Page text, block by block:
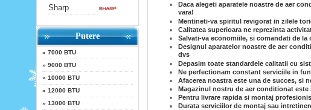
Sharp
Putere
» 7000 BTU
» 9000 BTU
» 10000 BTU
» 12000 BTU
» 13000 BTU
Daca alegeti aparatele noastre de aer
vara!
Mentineti-va spiritul revigorat in zilele
Calitatea superioara ne reprezinta
Salvati-va economiile, si comandati de
Designul aparatelor noastre de aer
dvs
Depasim toate standardele calitatii cu
Ne perfectionam constant serviciile in
Afacerea noastra este una de succes, si
Magazinul nostru de aer conditionat
Pentru livrare rapida si montaj
Durata serviciilor de montaj sau